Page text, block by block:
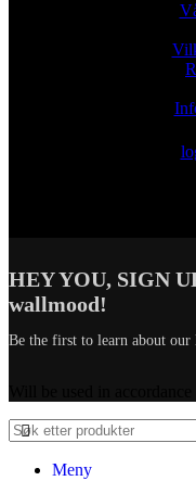
HEY YOU, SIGN
wallmood!
Be the first to learn about our
Meny